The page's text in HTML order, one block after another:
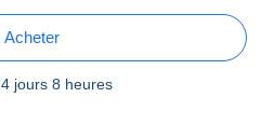
Acheter
4 jours 8 heures